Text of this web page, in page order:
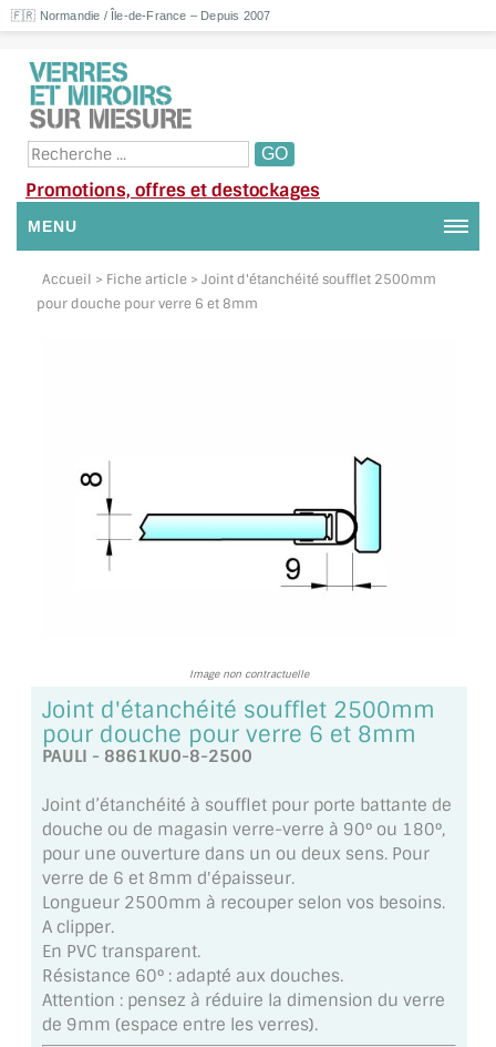
🇫🇷 Normandie / Île-de-France – Depuis 2007
Promotions, offres et destockages
MENU
NOUS CONTACTER
SUIVI DE COMMANDE
TOUS LES TARIFS AU M2
GUIDE : CHOIX PAR UTILISATION
AMBIANCE LAITON BROSSÉ
MIROIRS VIEILLIS AMBIANCE BRASSERIE
MIROIR SUR MESURE
MIROIR VIEILLI
MIROIR DÉCORATIF DE COULEUR
LOTS DE MIROIRS EN MOZAÏQUE
MIROIR POUR PORTE
MIROIR DE SALLE DE BAIN
Accueil > Fiche article > Joint d'étanchéité soufflet 2500mm
pour douche pour verre 6 et 8mm
Image non contractuelle
Joint d'étanchéité soufflet 2500mm
pour douche pour verre 6 et 8mm
PAULI - 8861KU0-8-2500
Joint d’étanchéité à soufflet pour porte battante de
douche ou de magasin verre-verre à 90° ou 180°,
pour une ouverture dans un ou deux sens. Pour
verre de 6 et 8mm d'épaisseur.
Longueur 2500mm à recouper selon vos besoins.
A clipper.
En PVC transparent.
Résistance 60° : adapté aux douches.
Attention : pensez à réduire la dimension du verre
de 9mm (espace entre les verres).